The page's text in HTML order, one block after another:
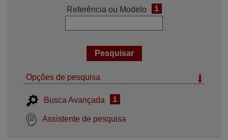
Referência ou Modelo i
Opções de pesquisa
Busca Avançada i
Assistente de pesquisa